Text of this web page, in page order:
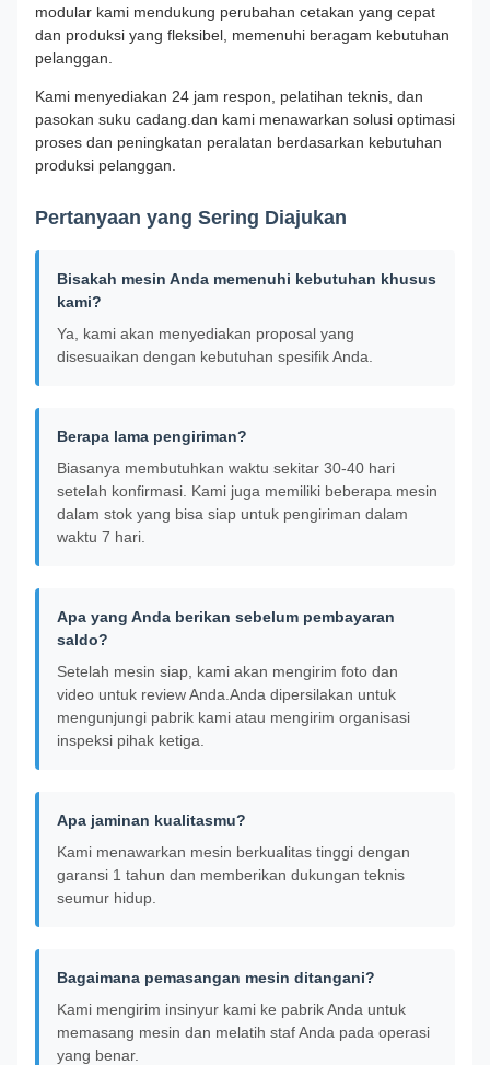
modular kami mendukung perubahan cetakan yang cepat
dan produksi yang fleksibel, memenuhi beragam kebutuhan
pelanggan.
Kami menyediakan 24 jam respon, pelatihan teknis, dan
pasokan suku cadang.dan kami menawarkan solusi optimasi
proses dan peningkatan peralatan berdasarkan kebutuhan
produksi pelanggan.
Pertanyaan yang Sering Diajukan
Bisakah mesin Anda memenuhi kebutuhan khusus
kami?
Ya, kami akan menyediakan proposal yang
disesuaikan dengan kebutuhan spesifik Anda.
Berapa lama pengiriman?
Biasanya membutuhkan waktu sekitar 30-40 hari
setelah konfirmasi. Kami juga memiliki beberapa mesin
dalam stok yang bisa siap untuk pengiriman dalam
waktu 7 hari.
Apa yang Anda berikan sebelum pembayaran
saldo?
Setelah mesin siap, kami akan mengirim foto dan
video untuk review Anda.Anda dipersilakan untuk
mengunjungi pabrik kami atau mengirim organisasi
inspeksi pihak ketiga.
Apa jaminan kualitasmu?
Kami menawarkan mesin berkualitas tinggi dengan
garansi 1 tahun dan memberikan dukungan teknis
seumur hidup.
Bagaimana pemasangan mesin ditangani?
Kami mengirim insinyur kami ke pabrik Anda untuk
memasang mesin dan melatih staf Anda pada operasi
yang benar.